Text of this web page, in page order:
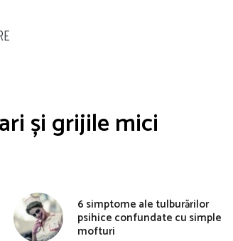
și grijile mici
6 simptome ale tulburărilor
psihice confundate cu simple
mofturi